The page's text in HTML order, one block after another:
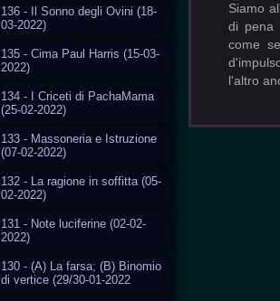
136 - Il Sonno degli Ovini (18-
03-2022)
135 - Cima Paul Harris (15-03-
2022)
134 - I Criceti di PachaMama
(25-02-2022)
133 - Massoneria e Istruzione
(07-02-2022)
132 - La ragione in soffitta (05-
02-2022)
131 - Note luciferine (02-02-
2022)
130 - (A) La farsa; (B) Binomio
di vertice (29/30-01-2022
Siamo
di pena
come
l'altro